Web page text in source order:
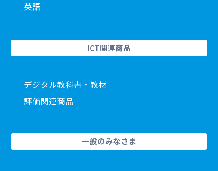
英語
ICT関連商品
デジタル教科書・教材
評価関連商品
一般のみなさま